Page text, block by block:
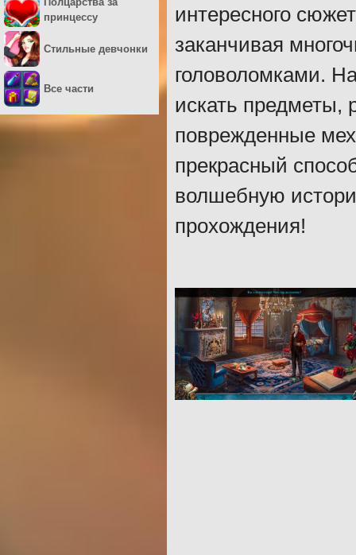
интересного
заканчивая
головоломками.
искать предметы,
поврежденные
прекрасный
волшебную
прохождения!
принцессу
Стильные девчонки
Все части